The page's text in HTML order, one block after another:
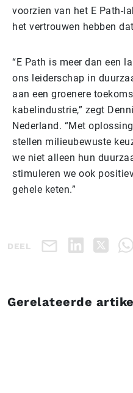
voorzien van het E Path-
het vertrouwen hebben
“E Path is meer dan een
ons leiderschap in
aan een groenere
kabelindustrie,” zegt
Nederland. “Met
stellen milieubewuste
we niet alleen hun
stimuleren we ook
gehele keten.”
DEEL
Gerelateerde